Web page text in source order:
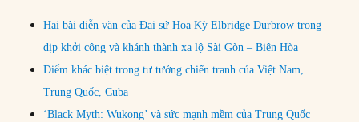
Hai bài diễn văn của Đại sứ Hoa Kỳ Elbridge Durbrow trong
dịp khởi công và khánh thành xa lộ Sài Gòn – Biên Hòa
Điểm khác biệt trong tư tưởng chiến tranh của Việt Nam,
Trung Quốc, Cuba
‘Black Myth: Wukong’ và sức mạnh mềm của Trung Quốc